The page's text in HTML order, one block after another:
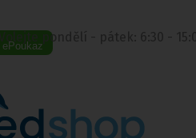
Volejte pondělí - pátek: 6:30 -